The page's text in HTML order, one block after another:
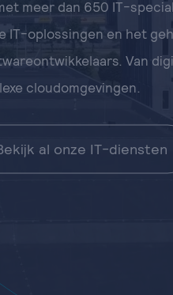
meer dan 650 IT-
IT-oplossingen en het
Van
cloudomgevingen.
al onze IT-diensten